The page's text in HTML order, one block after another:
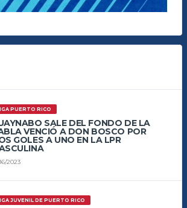
PUERTO RICO
SALE DEL FONDO DE LA
VENCIÓ A DON BOSCO POR
GOLES A UNO EN LA LPR
2023
JUVENIL DE PUERTO RICO